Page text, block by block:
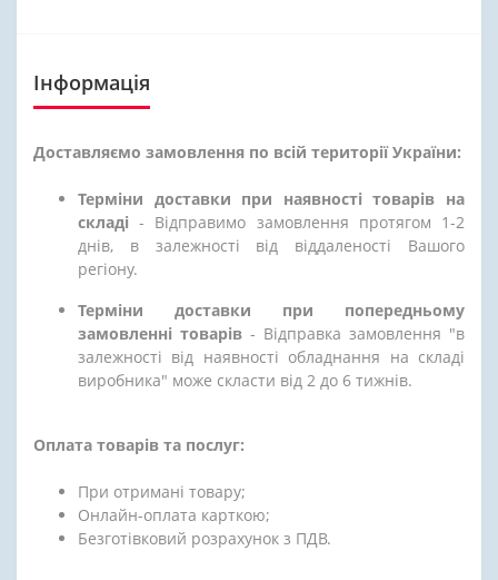
Інформація
Доставляємо замовлення по всій території України:
Терміни доставки при наявності товарів на
складі - Відправимо замовлення протягом 1-2
днів, в залежності від віддаленості Вашого
регіону.
Терміни доставки при попередньому
замовленні товарів - Відправка замовлення "в
залежності від наявності обладнання на складі
виробника" може скласти від 2 до 6 тижнів.
Оплата товарів та послуг:
При отримані товару;
Онлайн-оплата карткою;
Безготівковий розрахунок з ПДВ.